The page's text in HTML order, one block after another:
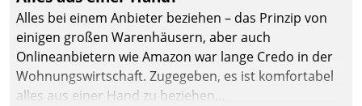
Eingriff bietende Lösung.
Zur Entwicklung setzte
man auf
Cloudtechnologie,
bewährte und Startup-
Alles bei einem Anbieter beziehen – das Prinzip von
einigen großen Warenhäusern, aber auch
Onlineanbietern wie Amazon war lange Credo in der
Wohnungswirtschaft. Zugegeben, es ist komfortabel
alles aus einer Hand zu beziehen...